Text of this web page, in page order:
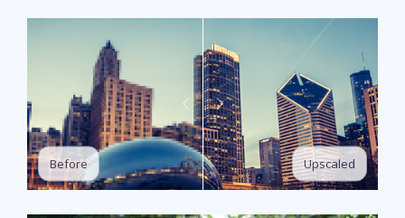
Before Upscaled